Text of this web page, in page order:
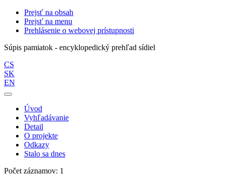
Prejsť na obsah
Prejsť na menu
Prehlásenie o webovej prístupnosti
Súpis pamiatok - encyklopedický prehľad sídiel
CS
SK
EN
Úvod
Vyhľadávanie
Detail
O projekte
Odkazy
Stalo sa dnes
Počet záznamov: 1